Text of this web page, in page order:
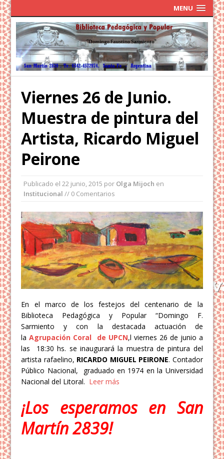
MENU
Viernes 26 de Junio.
Muestra de pintura del
Artista, Ricardo Miguel
Peirone
Publicado el 22 junio, 2015 por Olga Mijoch en
Institucional // 0 Comentarios
En el marco de los festejos del centenario de la
Biblioteca Pedagógica y Popular “Domingo F.
Sarmiento y con la destacada actuación de
laAgrupación Coral de UPCN,l viernes 26 de junio a
las 18:30 hs. se inaugurará la muestra de pintura del
artista rafaelino, RICARDO MIGUEL PEIRONE. Contador
Público Nacional, graduado en 1974 en la Universidad
Nacional del Litoral. Leer más
¡Los esperamos en San
Martín 2839!